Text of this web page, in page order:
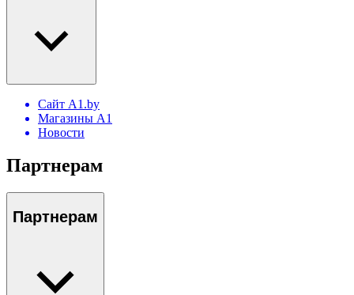
Сайт A1.by
Магазины А1
Новости
Партнерам
Партнерам